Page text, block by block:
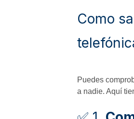
Como
Puedes
a nadie. Aquí